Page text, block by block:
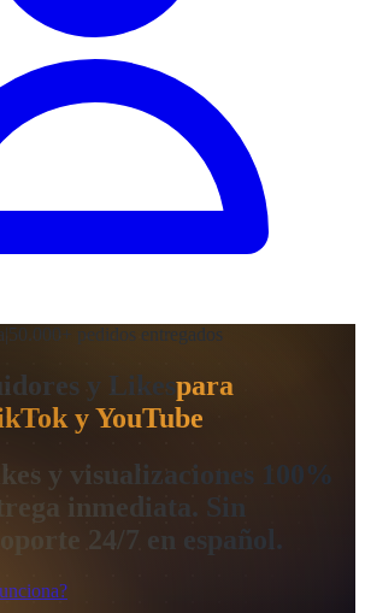
|50.000+ pedidos entregados
y Likespara
y YouTube
y visualizaciones 100%
inmediata. Sin
24/7 en español.